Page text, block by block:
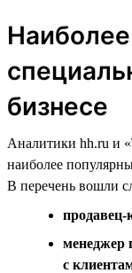
бизнесе
Аналитики hh.ru и
наиболее
В перечень вошли
продавец-
менеджер
с